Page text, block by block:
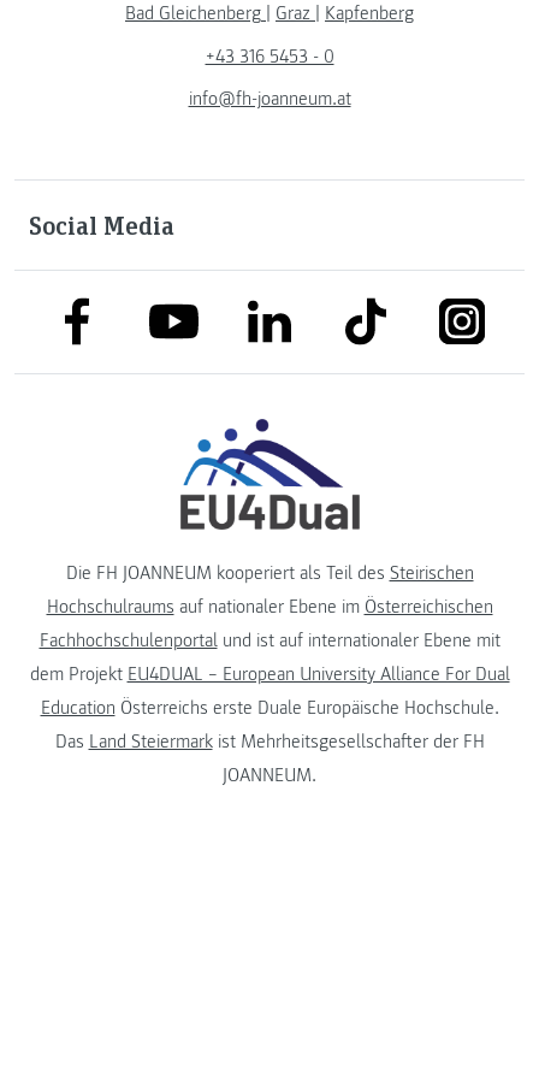
Bad Gleichenberg
Graz
Kapfenberg
+43 316 5453 - 0
info@fh-joanneum.at
Social Media
link to facebooklink to youtubelink to linkedinlink to tiktok
Die FH JOANNEUM kooperiert als Teil des Steirischen
Hochschulraums auf nationaler Ebene im Österreichischen
Fachhochschulenportalund ist auf internationaler Ebene mit
dem Projekt EU4DUAL – European University Alliance For Dual
Education Österreichs erste Duale Europäische Hochschule.
Das Land Steiermarkist Mehrheitsgesellschafter der FH
JOANNEUM.